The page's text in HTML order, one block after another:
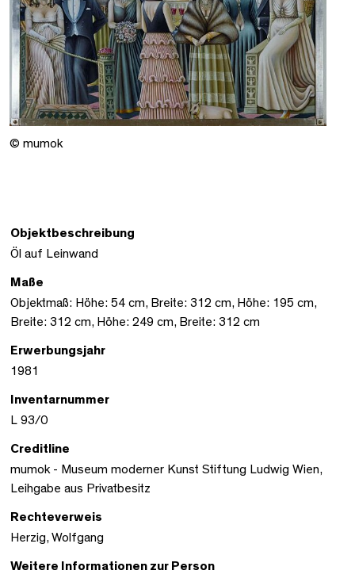
© mumok
Objektbeschreibung
Öl auf Leinwand
Maße
Objektmaß: Höhe: 54 cm, Breite: 312 cm, Höhe: 195 cm,
Breite: 312 cm, Höhe: 249 cm, Breite: 312 cm
Erwerbungsjahr
1981
Inventarnummer
L 93/0
Creditline
mumok - Museum moderner Kunst Stiftung Ludwig Wien,
Leihgabe aus Privatbesitz
Rechteverweis
Herzig, Wolfgang
Weitere Informationen zur Person